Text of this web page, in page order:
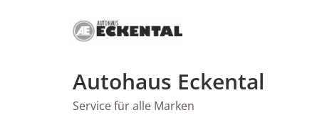
Autohaus Eckental
Service für alle Marken